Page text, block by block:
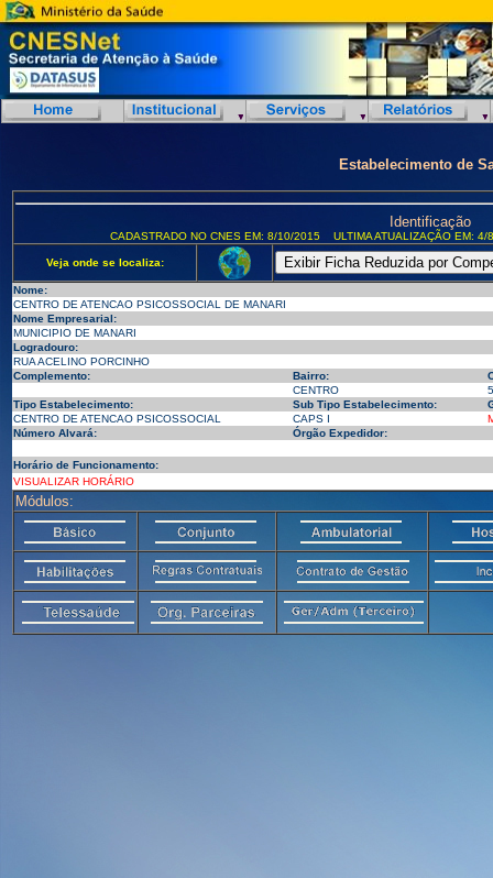
Estabelecimento de
Identificação
CADASTRADO NO CNES EM: 8/10/2015 ULTIMA ATUALIZAÇÃO EM:
Veja onde se localiza:
Nome:
CENTRO DE ATENCAO PSICOSSOCIAL DE MANARI
Nome Empresarial:
MUNICIPIO DE MANARI
Logradouro:
RUA ACELINO PORCINHO
Complemento:
Bairro:
CENTRO
Tipo Estabelecimento:
Sub Tipo Estabelecimento:
CENTRO DE ATENCAO PSICOSSOCIAL
CAPS I
Número Alvará:
Órgão Expedidor:
Horário de Funcionamento:
VISUALIZAR HORÁRIO
Módulos: